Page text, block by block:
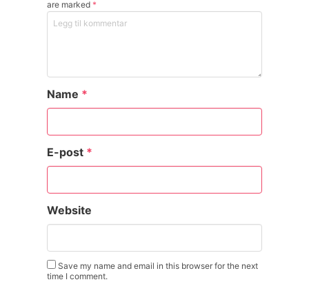
are marked *
Name *
E-post *
Website
Save my name and email in this browser for the next
time I comment.